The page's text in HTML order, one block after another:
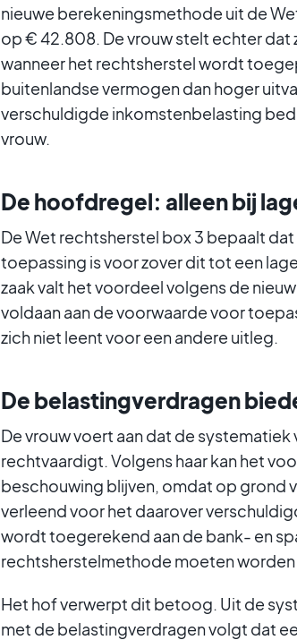
nieuwe berekeningsmethode uit de
op € 42.808. De vrouw stelt echter dat
wanneer het rechtsherstel wordt
buitenlandse vermogen dan hoger
verschuldigde inkomstenbelasting
vrouw.
De hoofdregel: alleen bij
De Wet rechtsherstel box 3 bepaalt
toepassing is voor zover dit tot een
zaak valt het voordeel volgens de
voldaan aan de voorwaarde voor
zich niet leent voor een andere uitleg.
De belastingverdragen
De vrouw voert aan dat de
rechtvaardigt. Volgens haar kan het
beschouwing blijven, omdat op grond
verleend voor het daarover
wordt toegerekend aan de bank- en
rechtsherstelmethode moeten
Het hof verwerpt dit betoog. Uit de
met de belastingverdragen volgt dat